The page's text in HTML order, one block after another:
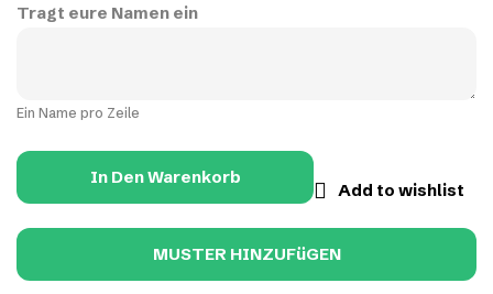
Tragt eure Namen ein
Ein Name pro Zeile
In Den Warenkorb
Add to wishlist